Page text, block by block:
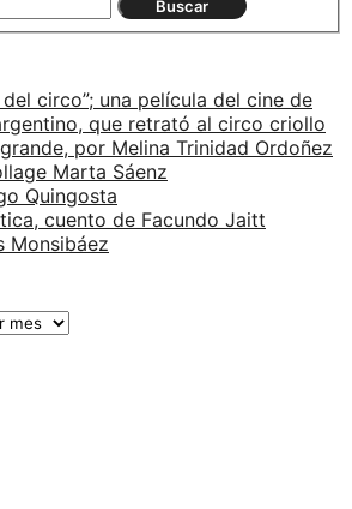
circo”; una película del cine de
que retrató al circo criollo
por Melina Trinidad Ordoñez
Marta Sáenz
Quingosta
cuento de Facundo Jaitt
Monsibáez